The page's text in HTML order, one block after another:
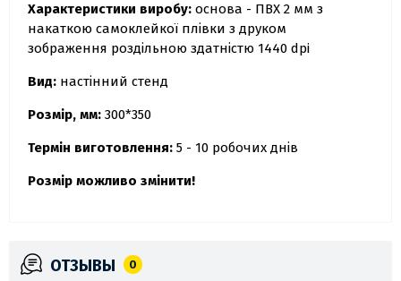
Характеристики виробу: основа - ПВХ 2 мм з
накаткою самоклейкої плівки з друком
зображення роздільною здатністю 1440 dpi
Вид: настінний стенд
Розмір, мм: 300*350
Термін виготовлення: 5 - 10 робочих днів
Розмір можливо змінити!
ОТЗЫВЫ 0